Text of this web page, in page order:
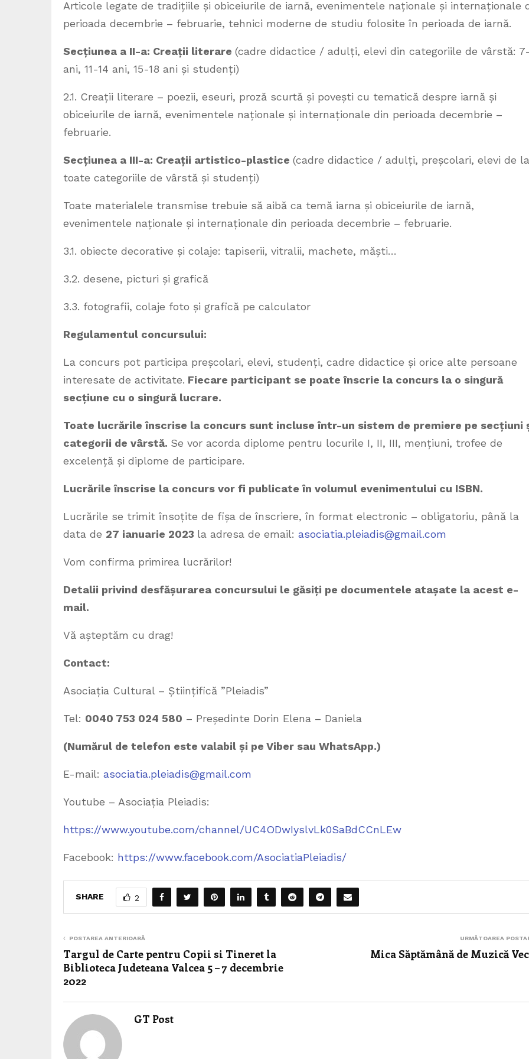
Articole legate de tradițiile și obiceiurile de iarnă, evenimentele naționale și internaționale
perioada decembrie – februarie, tehnici moderne de studiu folosite în perioada de iarnă.
Secțiunea a II-a: Creații literare (cadre didactice / adulți, elevi din categoriile de vârstă:
ani, 11-14 ani, 15-18 ani și studenți)
2.1. Creații literare – poezii, eseuri, proză scurtă și povești cu tematică despre iarnă și
obiceiurile de iarnă, evenimentele naționale și internaționale din perioada decembrie –
februarie.
Secțiunea a III-a: Creații artistico-plastice (cadre didactice / adulți, preșcolari, elevi de la
toate categoriile de vârstă și studenți)
Toate materialele transmise trebuie să aibă ca temă iarna și obiceiurile de iarnă,
evenimentele naționale și internaționale din perioada decembrie – februarie.
3.1. obiecte decorative și colaje: tapiserii, vitralii, machete, măști…
3.2. desene, picturi și grafică
3.3. fotografii, colaje foto și grafică pe calculator
Regulamentul concursului:
La concurs pot participa preșcolari, elevi, studenți, cadre didactice și orice alte persoane
interesate de activitate. Fiecare participant se poate înscrie la concurs la o singură
secțiune cu o singură lucrare.
Toate lucrările înscrise la concurs sunt incluse într-un sistem de premiere pe secțiuni
categorii de vârstă. Se vor acorda diplome pentru locurile I, II, III, mențiuni, trofee de
excelență și diplome de participare.
Lucrările înscrise la concurs vor fi publicate în volumul evenimentului cu ISBN.
Lucrările se trimit însoțite de fișa de înscriere, în format electronic – obligatoriu, până la
data de 27 ianuarie 2023 la adresa de email: asociatia.pleiadis@gmail.com
Vom confirma primirea lucrărilor!
Detalii privind desfășurarea concursului le găsiți pe documentele atașate la acest e-
mail.
Vă așteptăm cu drag!
Contact:
Asociația Cultural – Științifică ”Pleiadis”
Tel: 0040 753 024 580 – Președinte Dorin Elena – Daniela
(Numărul de telefon este valabil și pe Viber sau WhatsApp.)
E-mail: asociatia.pleiadis@gmail.com
Youtube – Asociația Pleiadis:
https://www.youtube.com/channel/UC4ODwIyslvLk0SaBdCCnLEw
Facebook: https://www.facebook.com/AsociatiaPleiadis/
SHARE 2
POSTAREA ANTERIOARĂ
Targul de Carte pentru Copii si Tineret la
Biblioteca Judeteana Valcea 5 – 7 decembrie
2022
URMĂTOAREA
Mica Săptămână de Muzică
GT Post